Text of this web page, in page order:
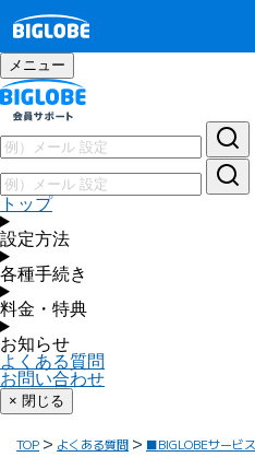
メニュー
トップ
設定方法
各種手続き
料金・特典
お知らせ
よくある質問
お問い合わせ
× 閉じる
TOP よくある質問 ■BIGLOBEサービス